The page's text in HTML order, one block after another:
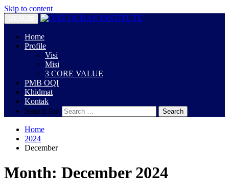
Skip to content
Home
Profile
Visi
Misi
3 CORE VALUE
PMB OQI
Khidmat
Kontak
Search for:
Home
2024
December
Month: December 2024